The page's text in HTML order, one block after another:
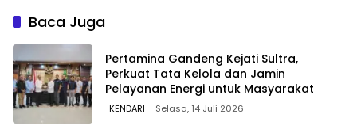
Baca Juga
Pertamina Gandeng Kejati Sultra,
Perkuat Tata Kelola dan Jamin
Pelayanan Energi untuk Masyarakat
KENDARI Selasa, 14 Juli 2026